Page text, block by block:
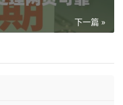
下一篇 »